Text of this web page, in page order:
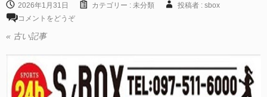
2026年1月31日 カテゴリー : 未分類
投稿者 : sbox
コメントをどうぞ
« 古い記事